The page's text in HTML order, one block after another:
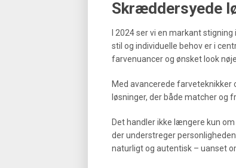
Skræddersyede
I 2024 ser vi en markant
stil og individuelle behov er i
farvenuancer og ønsket look
Med avancerede
løsninger, der både matcher og
Det handler ikke længere kun
der understreger
naturligt og autentisk – uanset